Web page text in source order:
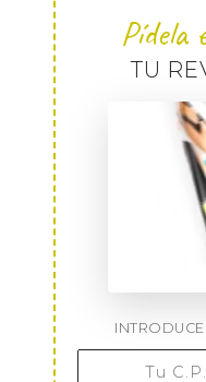
Pídela
TU
INTRODUCE